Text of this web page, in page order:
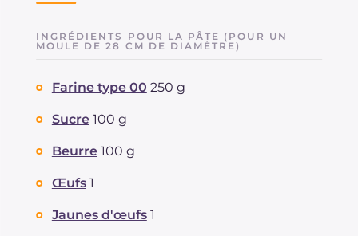
INGRÉDIENTS POUR LA PÂTE (POUR UN
MOULE DE 28 CM DE DIAMÈTRE)
Farine type 00 250 g
Sucre 100 g
Beurre 100 g
Œufs 1
Jaunes d'œufs 1